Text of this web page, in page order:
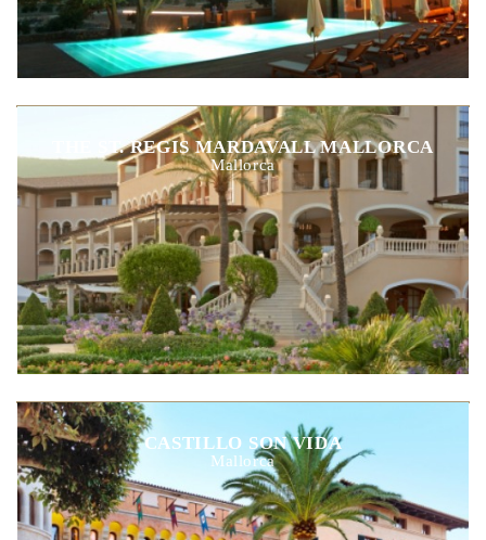
THE ST. REGIS MARDAVALL MALLORCA
Mallorca
CASTILLO SON VIDA
Mallorca